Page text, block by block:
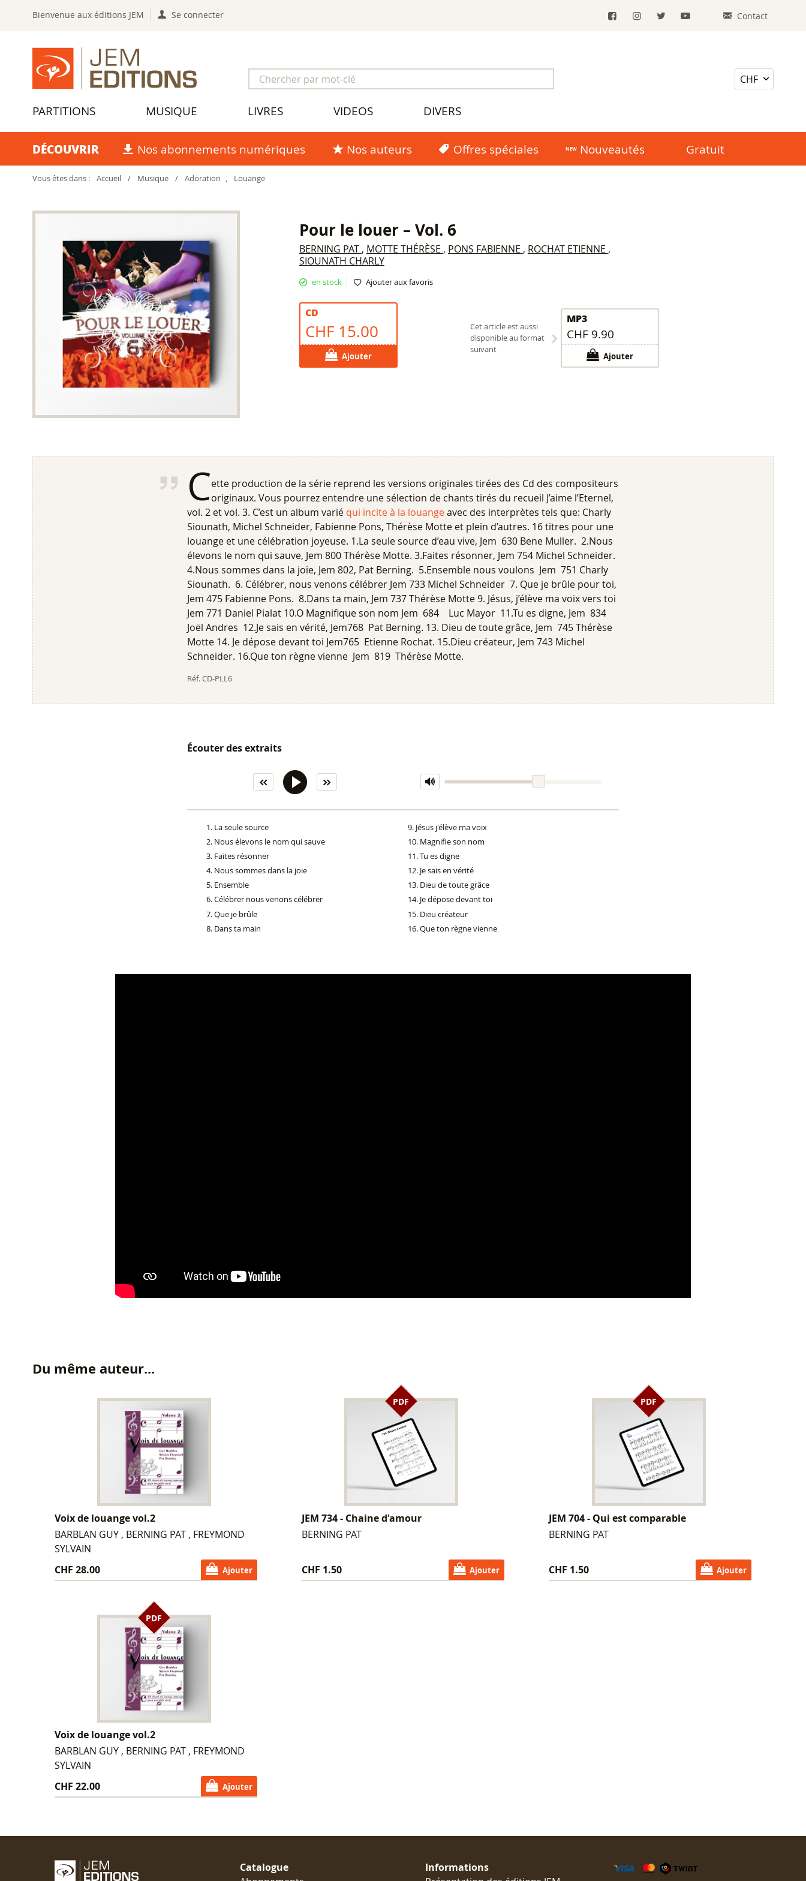
Bienvenue aux éditions JEM Se connecter Contact
PARTITIONS MUSIQUE LIVRES VIDEOS DIVERS
DÉCOUVRIR Nos abonnements numériques Nos auteurs Offres spéciales Nouveautés Gratuit
Vous êtes dans : Accueil / Musique / Adoration , Louange
Pour le louer – Vol. 6
BERNING PAT , MOTTE THÉRÈSE , PONS FABIENNE , ROCHAT ETIENNE ,
SIOUNATH CHARLY
en stock Ajouter aux favoris
CD
CHF 15.00
Ajouter
Cet article est aussi
disponible au format
suivant
MP3
CHF 9.90
Ajouter
Cette production de la série reprend les versions originales tirées des Cd des compositeurs
originaux. Vous pourrez entendre une sélection de chants tirés du recueil J’aime l’Eternel,
vol. 2 et vol. 3. C’est un album varié qui incite à la louangeavec des interprètes tels que: Charly
Siounath, Michel Schneider, Fabienne Pons, Thérèse Motte et plein d’autres. 16 titres pour une
louange et une célébration joyeuse. 1.La seule source d’eau vive, Jem 630 Bene Muller. 2.Nous
élevons le nom qui sauve, Jem 800 Thérèse Motte. 3.Faites résonner, Jem 754 Michel Schneider.
4.Nous sommes dans la joie, Jem 802, Pat Berning. 5.Ensemble nous voulons Jem 751 Charly
Siounath. 6. Célébrer, nous venons célébrer Jem 733 Michel Schneider 7. Que je brûle pour toi,
Jem 475 Fabienne Pons. 8.Dans ta main, Jem 737 Thérèse Motte 9. Jésus, j’élève ma voix vers toi
Jem 771 Daniel Pialat 10.O Magnifique son nom Jem 684 Luc Mayor 11.Tu es digne, Jem 834
Joël Andres 12.Je sais en vérité, Jem768 Pat Berning. 13. Dieu de toute grâce, Jem 745 Thérèse
Motte 14. Je dépose devant toi Jem765 Etienne Rochat. 15.Dieu créateur, Jem 743 Michel
Schneider. 16.Que ton règne vienne Jem 819 Thérèse Motte.
Réf.CD-PLL6
Écouter des extraits
La seule source
Nous élevons le nom qui sauve
Faites résonner
Nous sommes dans la joie
Ensemble
Célébrer nous venons célébrer
Que je brûle
Dans ta main
Jésus j'élève ma voix
Magnifie son nom
Tu es digne
Je sais en vérité
Dieu de toute grâce
Je dépose devant toi
Dieu créateur
Que ton règne vienne
Du même auteur...
Voix de louange vol.2
BARBLAN GUY , BERNING PAT , FREYMOND
SYLVAIN
CHF 28.00
Ajouter
PDF
JEM 734 - Chaine d'amour
BERNING PAT
CHF 1.50 Ajouter
PDF
JEM 704 - Qui est comparable
BERNING PAT
CHF 1.50 Ajouter
PDF
Voix de louange vol.2
BARBLAN GUY , BERNING PAT , FREYMOND
SYLVAIN
CHF 22.00
Ajouter
Catalogue
Informations